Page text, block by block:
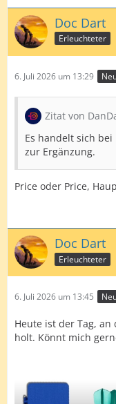
Doc Dart
Erleuchteter
6. Juli 2026 um 13:29
Zitat von
Es handelt sich
zur Ergänzung.
Price oder Price,
Doc Dart
Erleuchteter
6. Juli 2026 um 13:45
Heute ist der Tag, an
holt. Könnt mich